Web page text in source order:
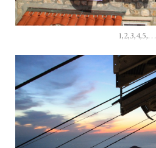
1,2,3,4,5,…